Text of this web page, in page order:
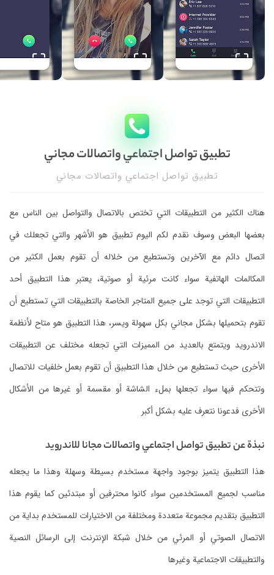
تطبيق تواصل اجتماعي واتصالات مجاني
تطبيق تواصل اجتماعي واتصالات مجاني
هناك الكثير من التطبيقات التي تختص بالاتصال والتواصل بين الناس مع
بعضها البعض وسوف نقدم لكم اليوم تطبيق هو الأشهر والتي تجعلك في
اتصال دائم مع الآخرين وتستطيع من خلاله أن تقوم بعمل الكثير من
المكالمات الهاتفية سواء كانت مرئية أو صوتية، يعتبر هذا التطبيق أحد
التطبيقات التي توجد على جميع المتاجر الخاصة بالتطبيقات التي تستطيع أن
تقوم بتحميلها بشكل مجاني بكل سهولة ويسر، هذا التطبيق هو متاح لأنظمة
الاندرويد ويتمتع بالعديد من المميزات التي تجعله مختلف عن التطبيقات
الأخرى حيث تستطيع من خلال هذا التطبيق أن تقوم بعمل خلفيات للاتصال
وتتحكم فيها سواء تجعلها بملء الشاشة أو مقسمة أو غيرها من الأشكال
الأخرى فدعونا نتعرف عليه بشكل أكبر
نبذة عن تطبيق تواصل اجتماعي واتصالات مجانا للاندرويد
هذا التطبيق يتميز بوجود واجهة مستخدم بسيطة وسهلة وهذا ما يجعله
مناسب لجميع المستخدمين سواء كانوا محترفين أو مبتدئين كما يقوم هذا
التطبيق بتقديم مجموعة متعددة ومختلفة من الاختيارات للمستخدم بداية من
الاتصال الصوتي أو المرئي من خلال شبكة الإنترنت إلى الرسائل النصية
والتطبيقات الاجتماعية وغيرها